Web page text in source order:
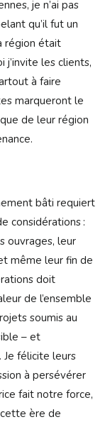
je n’ai pas
qu’il fut un
région était
j’invite les clients,
à faire
marqueront le
de leur région
bâti requiert
considérations :
ouvrages, leur
même leur fin de
doit
de l’ensemble
soumis au
– et
félicite leurs
à persévérer
fait notre force,
ère de